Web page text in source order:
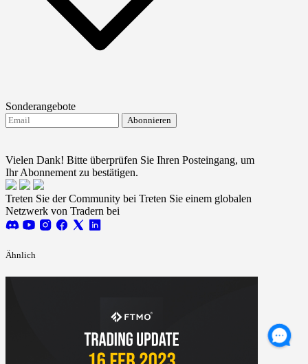
Sonderangebote
Abonnieren
Vielen Dank! Bitte überprüfen Sie Ihren Posteingang, um
Ihr Abonnement zu bestätigen.
Treten Sie der Community bei Treten Sie einem globalen
Netzwerk von Tradern bei
Ähnlich